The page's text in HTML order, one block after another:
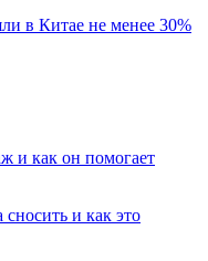
в Китае не менее 30%
и как он помогает
и как это